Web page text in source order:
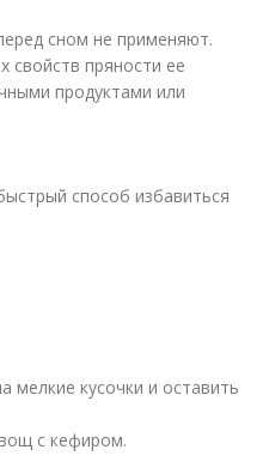
сном не применяют.
свойств пряности ее
продуктами или
способ избавиться
мелкие кусочки и оставить
с кефиром.